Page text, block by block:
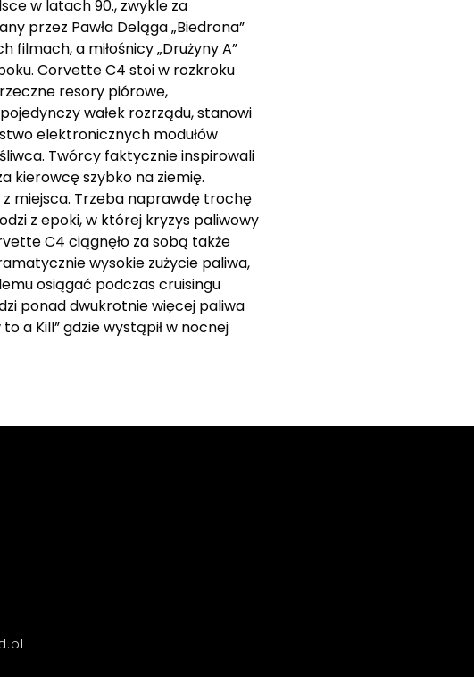
w latach 90., zwykle za
przez Pawła Deląga „Biedrona”
a miłośnicy „Drużyny A”
Corvette C4 stoi w rozkroku
resory piórowe,
wałek rozrządu, stanowi
elektronicznych modułów
Twórcy faktycznie inspirowali
kierowcę szybko na ziemię.
miejsca. Trzeba naprawdę trochę
z epoki, w której kryzys paliwowy
C4 ciągnęło za sobą także
wysokie zużycie paliwa,
osiągać podczas cruisingu
ponad dwukrotnie więcej paliwa
a Kill” gdzie wystąpił w nocnej